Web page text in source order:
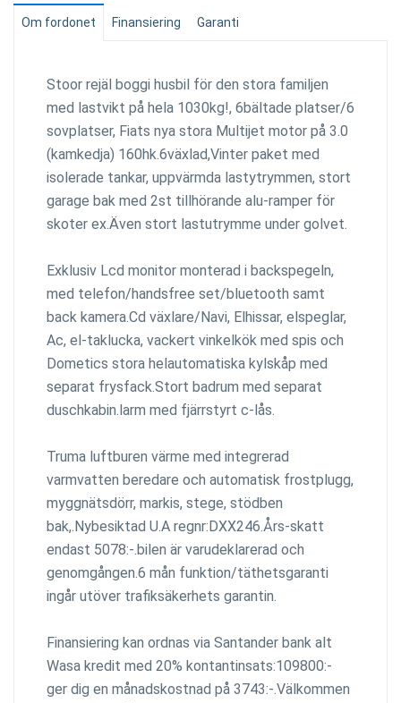
Om fordonet Finansiering Garanti
Stoor rejäl boggi husbil för den stora familjen
med lastvikt på hela 1030kg!, 6bältade platser/6
sovplatser, Fiats nya stora Multijet motor på 3.0
(kamkedja) 160hk.6växlad,Vinter paket med
isolerade tankar, uppvärmda lastytrymmen, stort
garage bak med 2st tillhörande alu-ramper för
skoter ex.Även stort lastutrymme under golvet.
Exklusiv Lcd monitor monterad i backspegeln,
med telefon/handsfree set/bluetooth samt
back kamera.Cd växlare/Navi, Elhissar, elspeglar,
Ac, el-taklucka, vackert vinkelkök med spis och
Dometics stora helautomatiska kylskåp med
separat frysfack.Stort badrum med separat
duschkabin.larm med fjärrstyrt c-lås.
Truma luftburen värme med integrerad
varmvatten beredare och automatisk frostplugg,
myggnätsdörr, markis, stege, stödben
bak,.Nybesiktad U.A regnr:DXX246.Års-skatt
endast 5078:-.bilen är varudeklarerad och
genomgången.6 mån funktion/täthetsgaranti
ingår utöver trafiksäkerhets garantin.
Finansiering kan ordnas via Santander bank alt
Wasa kredit med 20% kontantinsats:109800:-
ger dig en månadskostnad på 3743:-.Välkommen